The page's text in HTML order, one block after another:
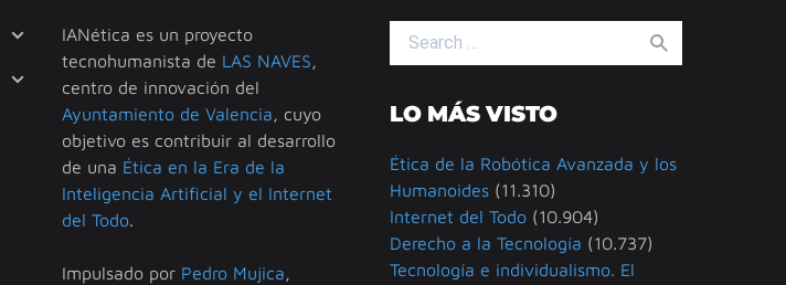
IANética es un proyecto
tecnohumanista de LAS NAVES,
centro de innovación del
Ayuntamiento de Valencia, cuyo
objetivo es contribuir al desarrollo
de una Ética en la Era de la
Inteligencia Artificial y el Internet
del Todo.
Impulsado por Pedro Mujica,
Search for:
LO MÁS VISTO
Ética de la Robótica Avanzada y los
Humanoides (11.310)
Internet del Todo (10.904)
Derecho a la Tecnología (10.737)
Tecnología e individualismo. El